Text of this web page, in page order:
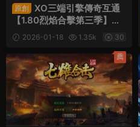
端遊服務端
原創
XO三端引擎傳奇互通
【1.80烈焰合擊第三季】Wi
n一鍵服務端+PC安卓蘋果
三端+加密工具+視頻架設教
程
2026-01-18 1.35k 30
薦